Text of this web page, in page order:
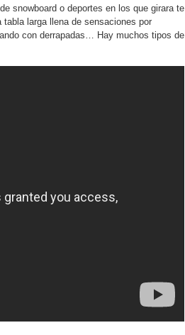
snowboard o deportes en los que girara te
larga llena de sensaciones por
con derrapadas… Hay muchos tipos de